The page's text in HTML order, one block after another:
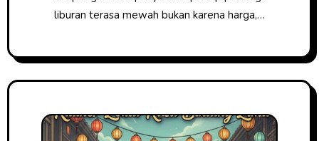
liburan terasa mewah bukan karena harga,…